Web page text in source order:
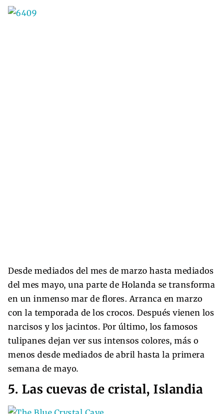
Desde mediados del mes de marzo hasta mediados
del mes mayo, una parte de Holanda se transforma
en un inmenso mar de flores. Arranca en marzo
con la temporada de los crocos. Después vienen los
narcisos y los jacintos. Por último, los famosos
tulipanes dejan ver sus intensos colores, más o
menos desde mediados de abril hasta la primera
semana de mayo.
5. Las cuevas de cristal, Islandia